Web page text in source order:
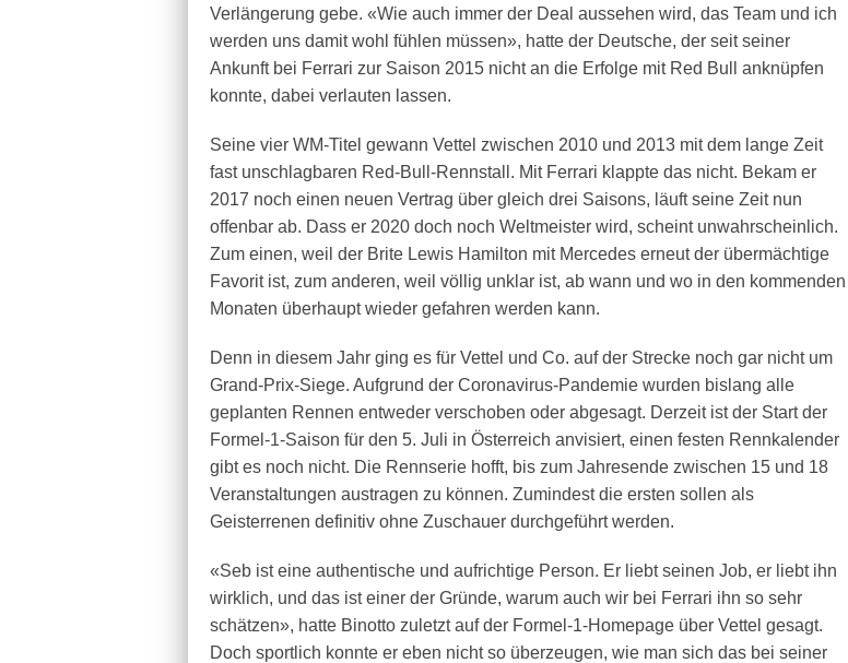
Verlängerung gebe. «Wie auch immer der Deal aussehen wird, das Team und ich
werden uns damit wohl fühlen müssen», hatte der Deutsche, der seit seiner
Ankunft bei Ferrari zur Saison 2015 nicht an die Erfolge mit Red Bull anknüpfen
konnte, dabei verlauten lassen.
Seine vier WM-Titel gewann Vettel zwischen 2010 und 2013 mit dem lange Zeit
fast unschlagbaren Red-Bull-Rennstall. Mit Ferrari klappte das nicht. Bekam er
2017 noch einen neuen Vertrag über gleich drei Saisons, läuft seine Zeit nun
offenbar ab. Dass er 2020 doch noch Weltmeister wird, scheint unwahrscheinlich.
Zum einen, weil der Brite Lewis Hamilton mit Mercedes erneut der übermächtige
Favorit ist, zum anderen, weil völlig unklar ist, ab wann und wo in den kommenden
Monaten überhaupt wieder gefahren werden kann.
Denn in diesem Jahr ging es für Vettel und Co. auf der Strecke noch gar nicht um
Grand-Prix-Siege. Aufgrund der Coronavirus-Pandemie wurden bislang alle
geplanten Rennen entweder verschoben oder abgesagt. Derzeit ist der Start der
Formel-1-Saison für den 5. Juli in Österreich anvisiert, einen festen Rennkalender
gibt es noch nicht. Die Rennserie hofft, bis zum Jahresende zwischen 15 und 18
Veranstaltungen austragen zu können. Zumindest die ersten sollen als
Geisterrenen definitiv ohne Zuschauer durchgeführt werden.
«Seb ist eine authentische und aufrichtige Person. Er liebt seinen Job, er liebt ihn
wirklich, und das ist einer der Gründe, warum auch wir bei Ferrari ihn so sehr
schätzen», hatte Binotto zuletzt auf der Formel-1-Homepage über Vettel gesagt.
Doch sportlich konnte er eben nicht so überzeugen, wie man sich das bei seiner